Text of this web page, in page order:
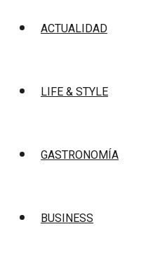
ACTUALIDAD
LIFE & STYLE
GASTRONOMÍA
BUSINESS